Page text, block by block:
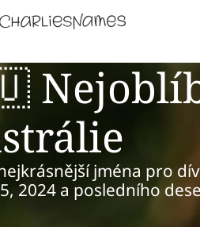
jména pro
2024 a posledního